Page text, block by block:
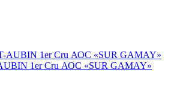
1er Cru АОС «SUR GAMAY»